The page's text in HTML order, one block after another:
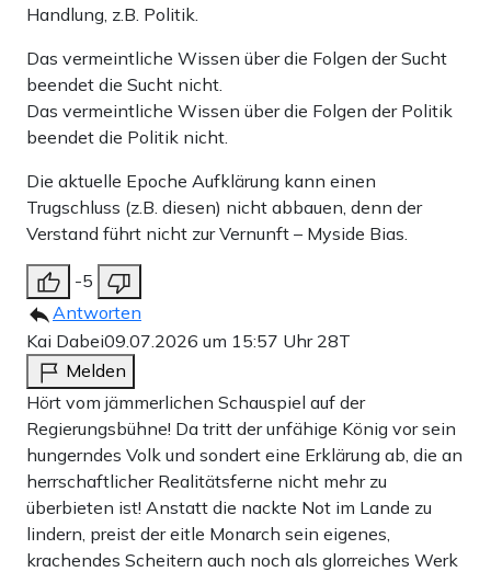
Handlung, z.B. Politik.
Das vermeintliche Wissen über die Folgen der Sucht
beendet die Sucht nicht.
Das vermeintliche Wissen über die Folgen der Politik
beendet die Politik nicht.
Die aktuelle Epoche Aufklärung kann einen
Trugschluss (z.B. diesen) nicht abbauen, denn der
Verstand führt nicht zur Vernunft – Myside Bias.
-5
Antworten
Kai Dabei09.07.2026 um 15:57 Uhr 28T
Melden
Hört vom jämmerlichen Schauspiel auf der
Regierungsbühne! Da tritt der unfähige König vor sein
hungerndes Volk und sondert eine Erklärung ab, die an
herrschaftlicher Realitätsferne nicht mehr zu
überbieten ist! Anstatt die nackte Not im Lande zu
lindern, preist der eitle Monarch sein eigenes,
krachendes Scheitern auch noch als glorreiches Werk